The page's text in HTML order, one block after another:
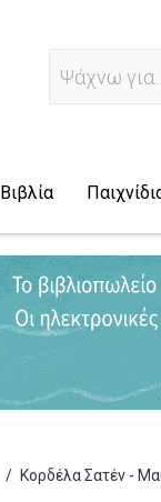
Ψάχνω για...
Βιβλία
/ Κορδέλα Σατέν -